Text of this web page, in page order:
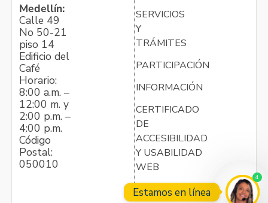
Medellín:
Calle 49
No 50-21
piso 14
Edificio del
Café
Horario:
8:00 a.m. –
12:00 m. y
2:00 p.m. –
4:00 p.m.
Código
Postal:
050010
SERVICIOS
Y
TRÁMITES
PARTICIPACIÓN
INFORMACIÓN
CERTIFICADO
DE
ACCESIBILIDAD
Y USABILIDAD
WEB
Estamos en línea
4